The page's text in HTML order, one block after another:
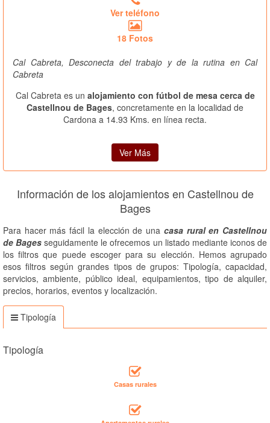
Ver teléfono
18 Fotos
Cal Cabreta, Desconecta del trabajo y de la rutina en Cal
Cabreta
Cal Cabreta es un alojamiento con fútbol de mesa cerca de
Castellnou de Bages, concretamente en la localidad de
Cardona a 14.93 Kms. en línea recta.
Ver Más
Información de los alojamientos en Castellnou de
Bages
Para hacer más fácil la elección de una casa rural en Castellnou
de Bages seguidamente le ofrecemos un listado mediante iconos de
los filtros que puede escoger para su elección. Hemos agrupado
esos filtros según grandes tipos de grupos: Tipología, capacidad,
servicios, ambiente, público ideal, equipamientos, tipo de alquiler,
precios, horarios, eventos y localización.
Tipología
Tipología
Casas rurales